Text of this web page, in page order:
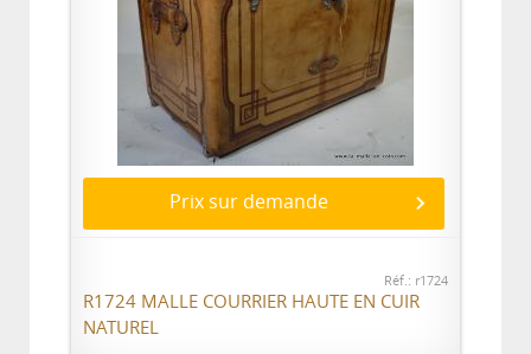
Prix sur demande
Réf.: r1724
R1724 MALLE COURRIER HAUTE EN CUIR
NATUREL